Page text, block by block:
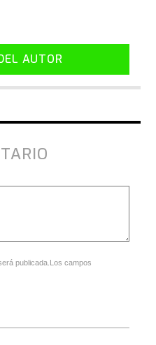
AUTOR
publicada.Los campos